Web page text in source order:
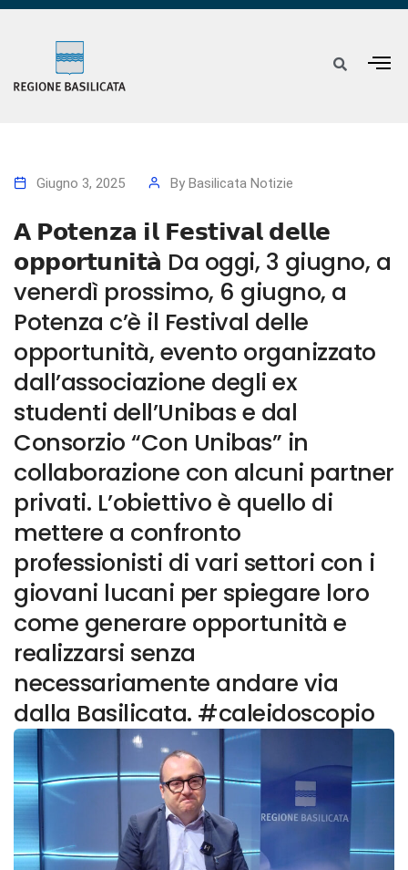
Giugno 3, 2025 By Basilicata Notizie
𝗔 𝗣𝗼𝘁𝗲𝗻𝘇𝗮 𝗶𝗹 𝗙𝗲𝘀𝘁𝗶𝘃𝗮𝗹 𝗱𝗲𝗹𝗹𝗲
𝗼𝗽𝗽𝗼𝗿𝘁𝘂𝗻𝗶𝘁𝗮̀ Da oggi, 3 giugno, a
venerdì prossimo, 6 giugno, a
Potenza c’è il Festival delle
opportunità, evento organizzato
dall’associazione degli ex
studenti dell’Unibas e dal
Consorzio “Con Unibas” in
collaborazione con alcuni partner
privati. L’obiettivo è quello di
mettere a confronto
professionisti di vari settori con i
giovani lucani per spiegare loro
come generare opportunità e
realizzarsi senza
necessariamente andare via
dalla Basilicata. #caleidoscopio